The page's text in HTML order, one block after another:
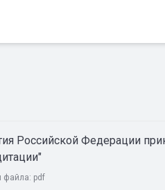
Российской Федерации
файла: pdf